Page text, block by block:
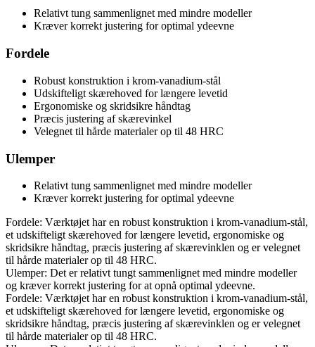
Relativt tung sammenlignet med mindre modeller
Kræver korrekt justering for optimal ydeevne
Fordele
Robust konstruktion i krom-vanadium-stål
Udskifteligt skærehoved for længere levetid
Ergonomiske og skridsikre håndtag
Præcis justering af skærevinkel
Velegnet til hårde materialer op til 48 HRC
Ulemper
Relativt tung sammenlignet med mindre modeller
Kræver korrekt justering for optimal ydeevne
Fordele: Værktøjet har en robust konstruktion i krom-vanadium-stål,
et udskifteligt skærehoved for længere levetid, ergonomiske og
skridsikre håndtag, præcis justering af skærevinklen og er velegnet
til hårde materialer op til 48 HRC.
Ulemper: Det er relativt tungt sammenlignet med mindre modeller
og kræver korrekt justering for at opnå optimal ydeevne.
Fordele: Værktøjet har en robust konstruktion i krom-vanadium-stål,
et udskifteligt skærehoved for længere levetid, ergonomiske og
skridsikre håndtag, præcis justering af skærevinklen og er velegnet
til hårde materialer op til 48 HRC.